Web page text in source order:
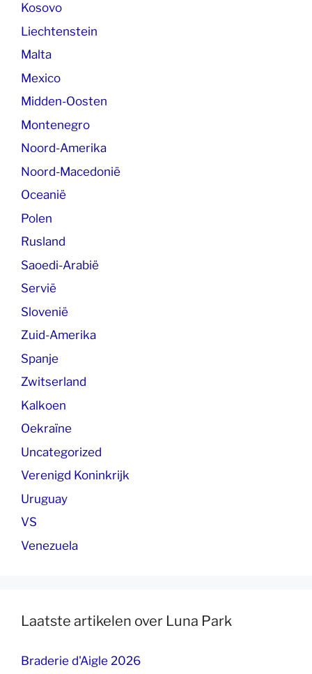
Kosovo
Liechtenstein
Malta
Mexico
Midden-Oosten
Montenegro
Noord-Amerika
Noord-Macedonië
Oceanië
Polen
Rusland
Saoedi-Arabië
Servië
Slovenië
Zuid-Amerika
Spanje
Zwitserland
Kalkoen
Oekraïne
Uncategorized
Verenigd Koninkrijk
Uruguay
VS
Venezuela
Laatste artikelen over Luna Park
Braderie d'Aigle 2026